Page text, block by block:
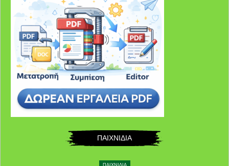
ΠΑΙΧΝΙΔΙΑ
ΠΑΙΧΝΙΔΙΑ